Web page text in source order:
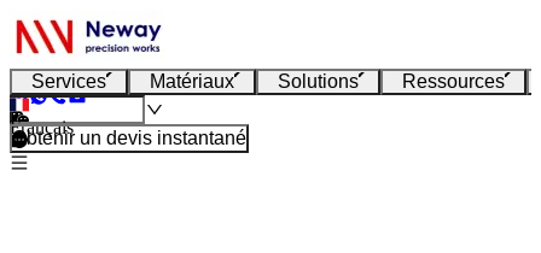
Services Matériaux Solutions Ressources
Français
Obtenir un devis instantané